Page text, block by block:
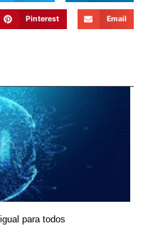
Pinterest Email
para todos